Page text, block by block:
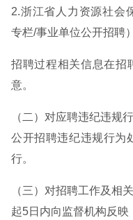
2.浙江省人力资源社会
专栏/事业单位公开招聘
招聘过程相关信息在招
意。
（二）对应聘违纪违规
公开招聘违纪违规行为
行。
（三）对招聘工作及相
起5日内向监督机构反映